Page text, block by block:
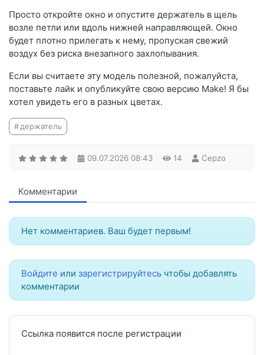
Просто откройте окно и опустите держатель в щель
возле петли или вдоль нижней направляющей. Окно
будет плотно прилегать к нему, пропуская свежий
воздух без риска внезапного захлопывания.
Если вы считаете эту модель полезной, пожалуйста,
поставьте лайк и опубликуйте свою версию Make! Я бы
хотел увидеть его в разных цветах.
держатель
09.07.2026 08:43 14 Cepzo
Комментарии
Нет комментариев. Ваш будет первым!
Войдите или зарегистрируйтесь чтобы добавлять
комментарии
Ссылка появится после регистрации